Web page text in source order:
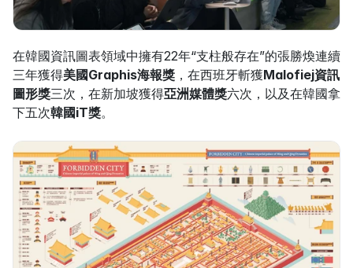
在韓國資訊圖表領域中擁有22年“支柱般存在”的張勝煥連續
三年獲得美國Graphis海報獎 ，在西班牙斬獲Malofiej資訊
圖形獎三次，在新加坡獲得亞洲媒體獎六次，以及在韓國拿
下五次韓國iT獎。